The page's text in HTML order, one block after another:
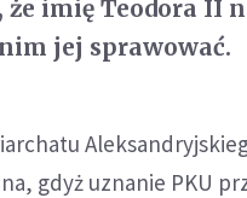
że imię Teodora II
jej sprawować.
gdyż uznanie PKU